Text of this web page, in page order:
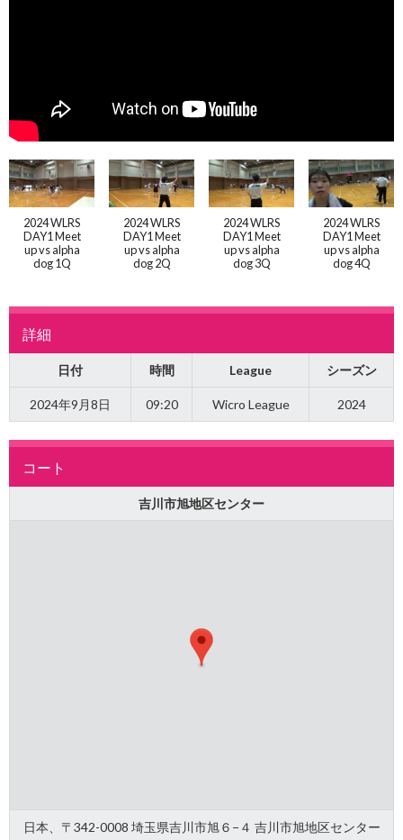
2024 WLRS
DAY1 Meet
up vs alpha
dog 1Q
2024 WLRS
DAY1 Meet
up vs alpha
dog 2Q
2024 WLRS
DAY1 Meet
up vs alpha
dog 3Q
2024 WLRS
DAY1 Meet
up vs alpha
dog 4Q
詳細
日付 時間 League シーズン
2024年9月8日 09:20 Wicro League 2024
コート
吉川市旭地区センター
日本、〒342-0008 埼玉県吉川市旭６−４ 吉川市旭地区センター